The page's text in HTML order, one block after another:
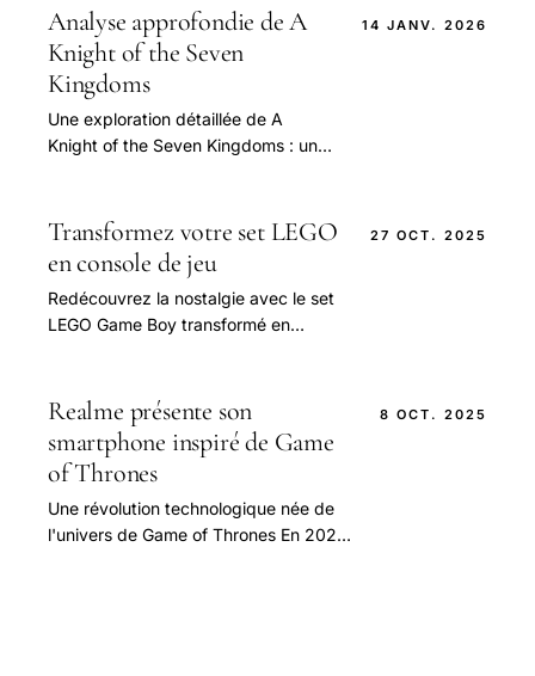
Analyse approfondie de A
Knight of the Seven
Kingdoms
Une exploration détaillée de A
Knight of the Seven Kingdoms : une
Depuis la fin de la série.
14 JANV. 2026
Transformez votre set LEGO
en console de jeu
Redécouvrez la nostalgie avec le set
LEGO Game Boy transformé en
cherchent à allier.
27 OCT. 2025
Realme présente son
smartphone inspiré de Game
of Thrones
Une révolution technologique née de
l'univers de Game of Thrones En 2025,
8 OCT. 2025